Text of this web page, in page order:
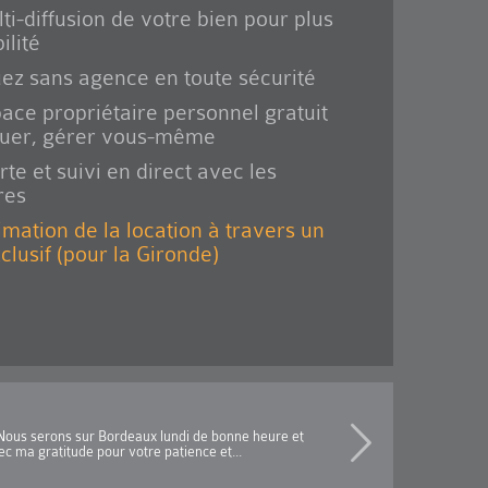
diffusion de votre bien pour plus
sans agence en toute sécurité
propriétaire personnel gratuit
gérer vous-même
et suivi en direct avec les
de la location à travers un
(pour la Gironde)
serons sur Bordeaux lundi de bonne heure et
ma gratitude pour votre patience et...